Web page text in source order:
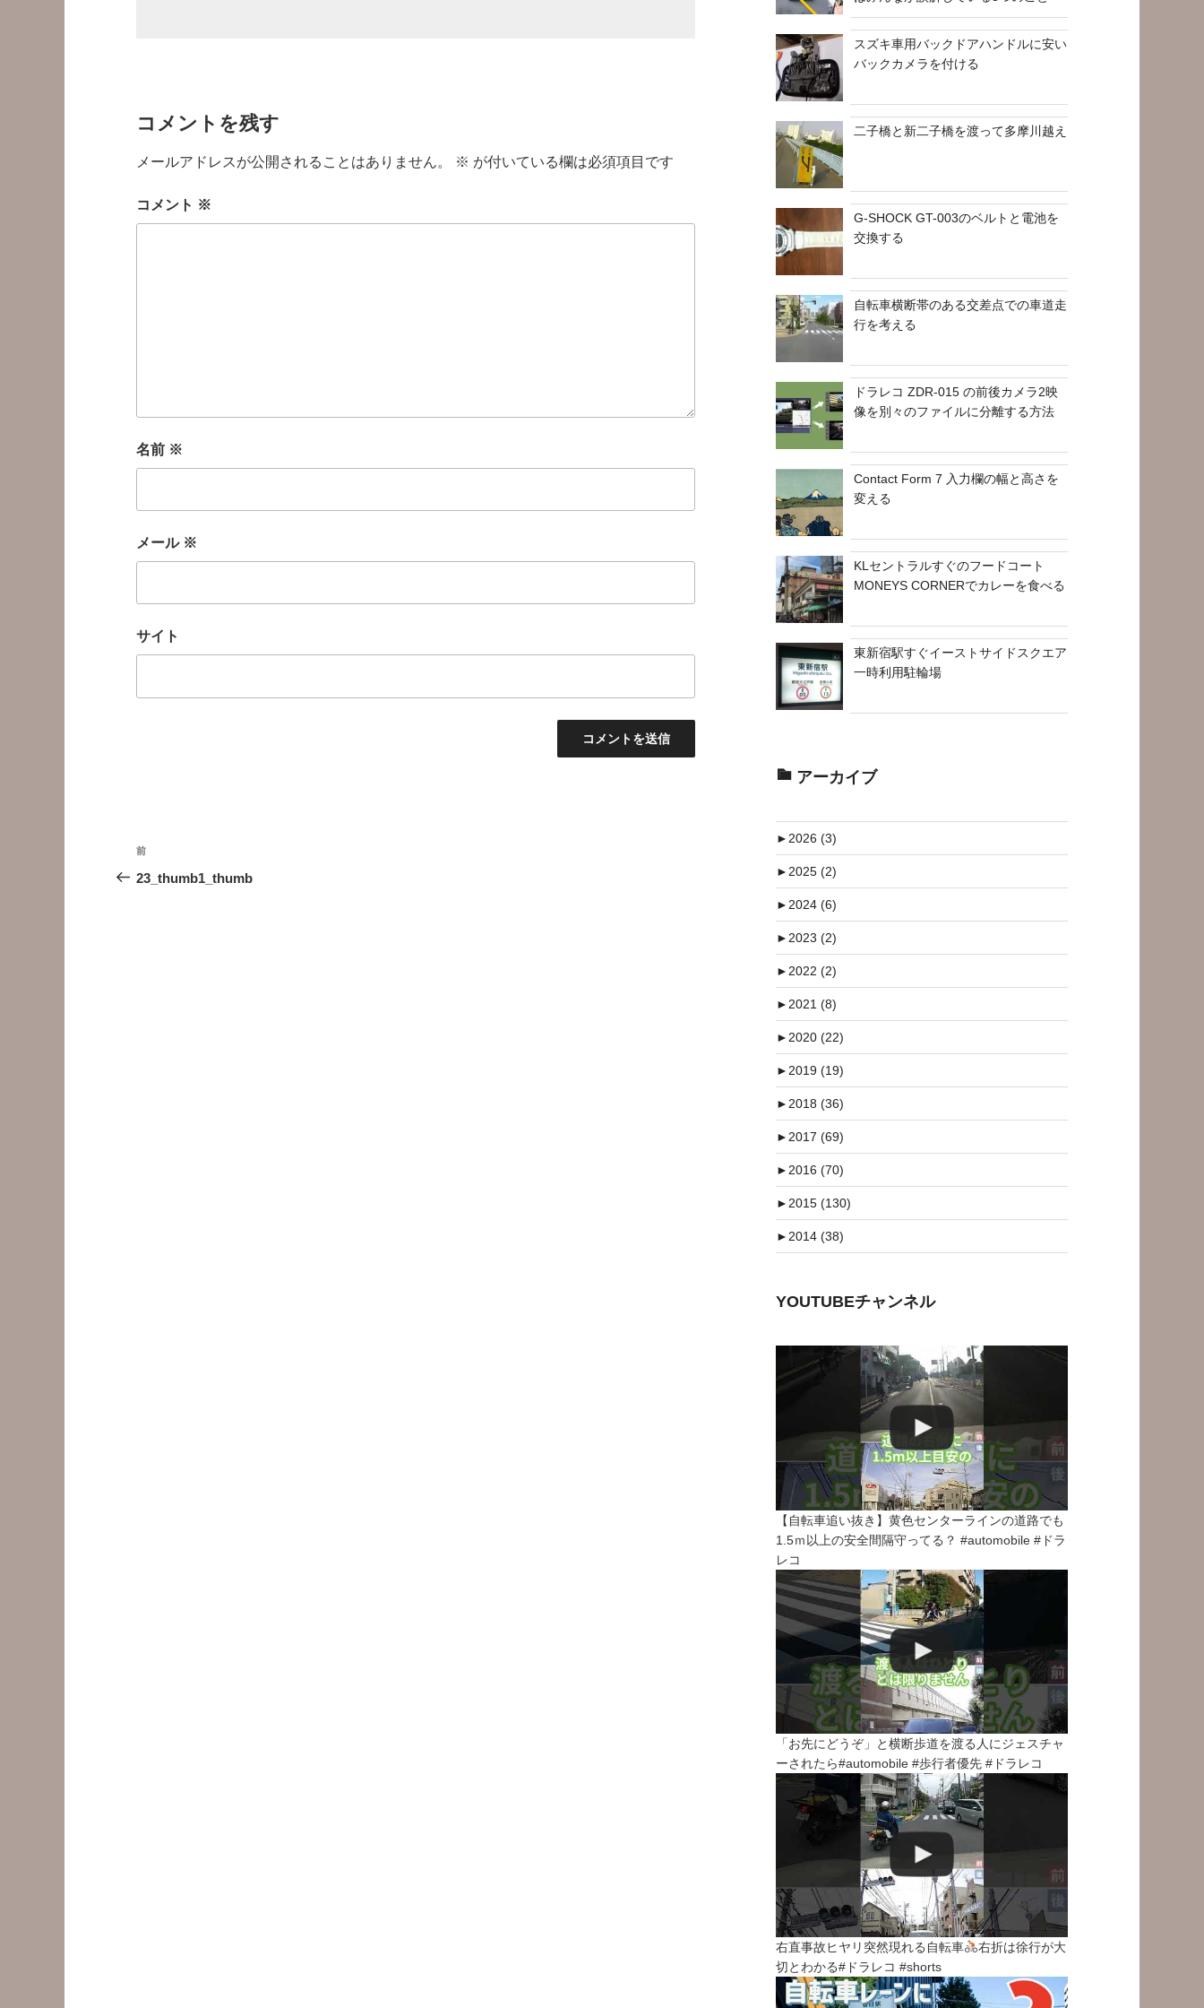
コメントを残す
メールアドレスが公開されることはありません。 ※ が付いている欄は必須項目です
コメント ※
名前 ※
メール ※
サイト
投
稿
前
の
前
23_thumb1_thumb
スズキ車用バックドアハンドルに安い
バックカメラを付ける
二子橋と新二子橋を渡って多摩川越え
G-SHOCK GT-003のベルトと電池を
交換する
自転車横断帯のある交差点での車道走
行を考える
ドラレコ ZDR-015 の前後カメラ2映
像を別々のファイルに分離する方法
Contact Form 7 入力欄の幅と高さを
変える
KLセントラルすぐのフードコート
MONEYS CORNERでカレーを食べる
東新宿駅すぐイーストサイドスクエア
一時利用駐輪場
アーカイブ
►2026 (3)
►2025 (2)
►2024 (6)
►2023 (2)
►2022 (2)
►2021 (8)
►2020 (22)
►2019 (19)
►2018 (36)
►2017 (69)
►2016 (70)
►2015 (130)
►2014 (38)
YOUTUBEチャンネル
【自転車追い抜き】黄色センターラインの道路でも
1.5ｍ以上の安全間隔守ってる？ #automobile #ドラ
レコ
「お先にどうぞ」と横断歩道を渡る人にジェスチャ
ーされたら#automobile #歩行者優先 #ドラレコ
右直事故ヒヤリ突然現れる自転車
右折は徐行が大
切とわかる#ドラレコ #shorts